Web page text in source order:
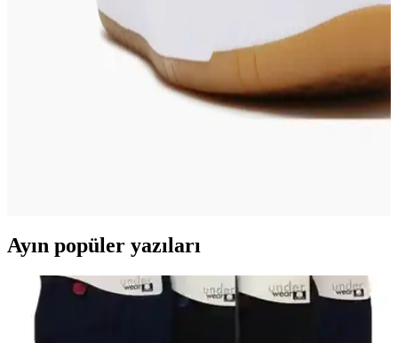
2025 Skechers indirimleriyle kaliteli ve rahat ayakkabılara uygun
fiyatlarla sahip olun. Fırsatları hemen keşfedin!
Vans Lowland Sneakers Modada Rahatlık ve
Ayın popüler yazıları